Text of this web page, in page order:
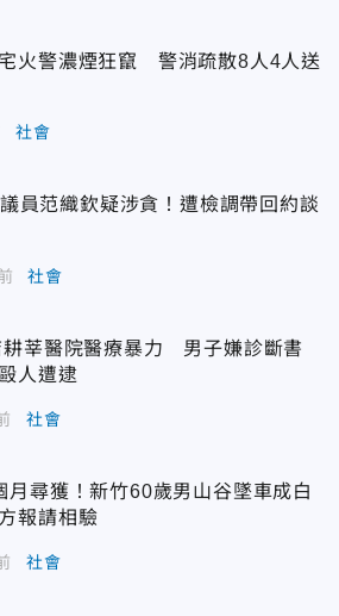
火警濃煙狂竄 警消疏散8人4人送
社會
員范織欽疑涉貪！遭檢調帶回約談
社會
耕莘醫院醫療暴力 男子嫌診斷書
人遭逮
社會
月尋獲！新竹60歲男山谷墜車成白
報請相驗
社會